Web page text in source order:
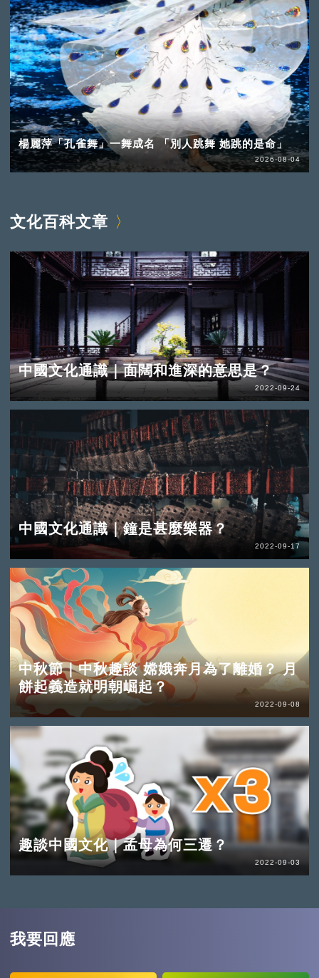
楊麗萍「孔雀舞」一舞成名 「別人跳舞 她跳的是命」
2026-08-04
文化百科文章
中國文化通識｜面闊和進深的意思是？
2022-09-24
中國文化通識｜鐘是甚麼樂器？
2022-09-17
中秋節｜中秋趣談 嫦娥奔月為了離婚？ 月
餅起義造就明朝崛起？
2022-09-08
趣談中國文化｜孟母為何三遷？
2022-09-03
我要回應